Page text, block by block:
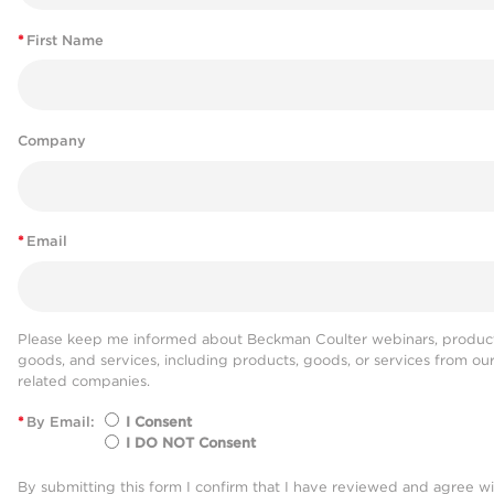
* First Name
Company
* Email
Please keep me informed about Beckman Coulter webinars,
goods, and services, including products, goods, or services from our
related companies.
* By Email:
I Consent
I DO NOT Consent
By submitting this form I confirm that I have reviewed and agree